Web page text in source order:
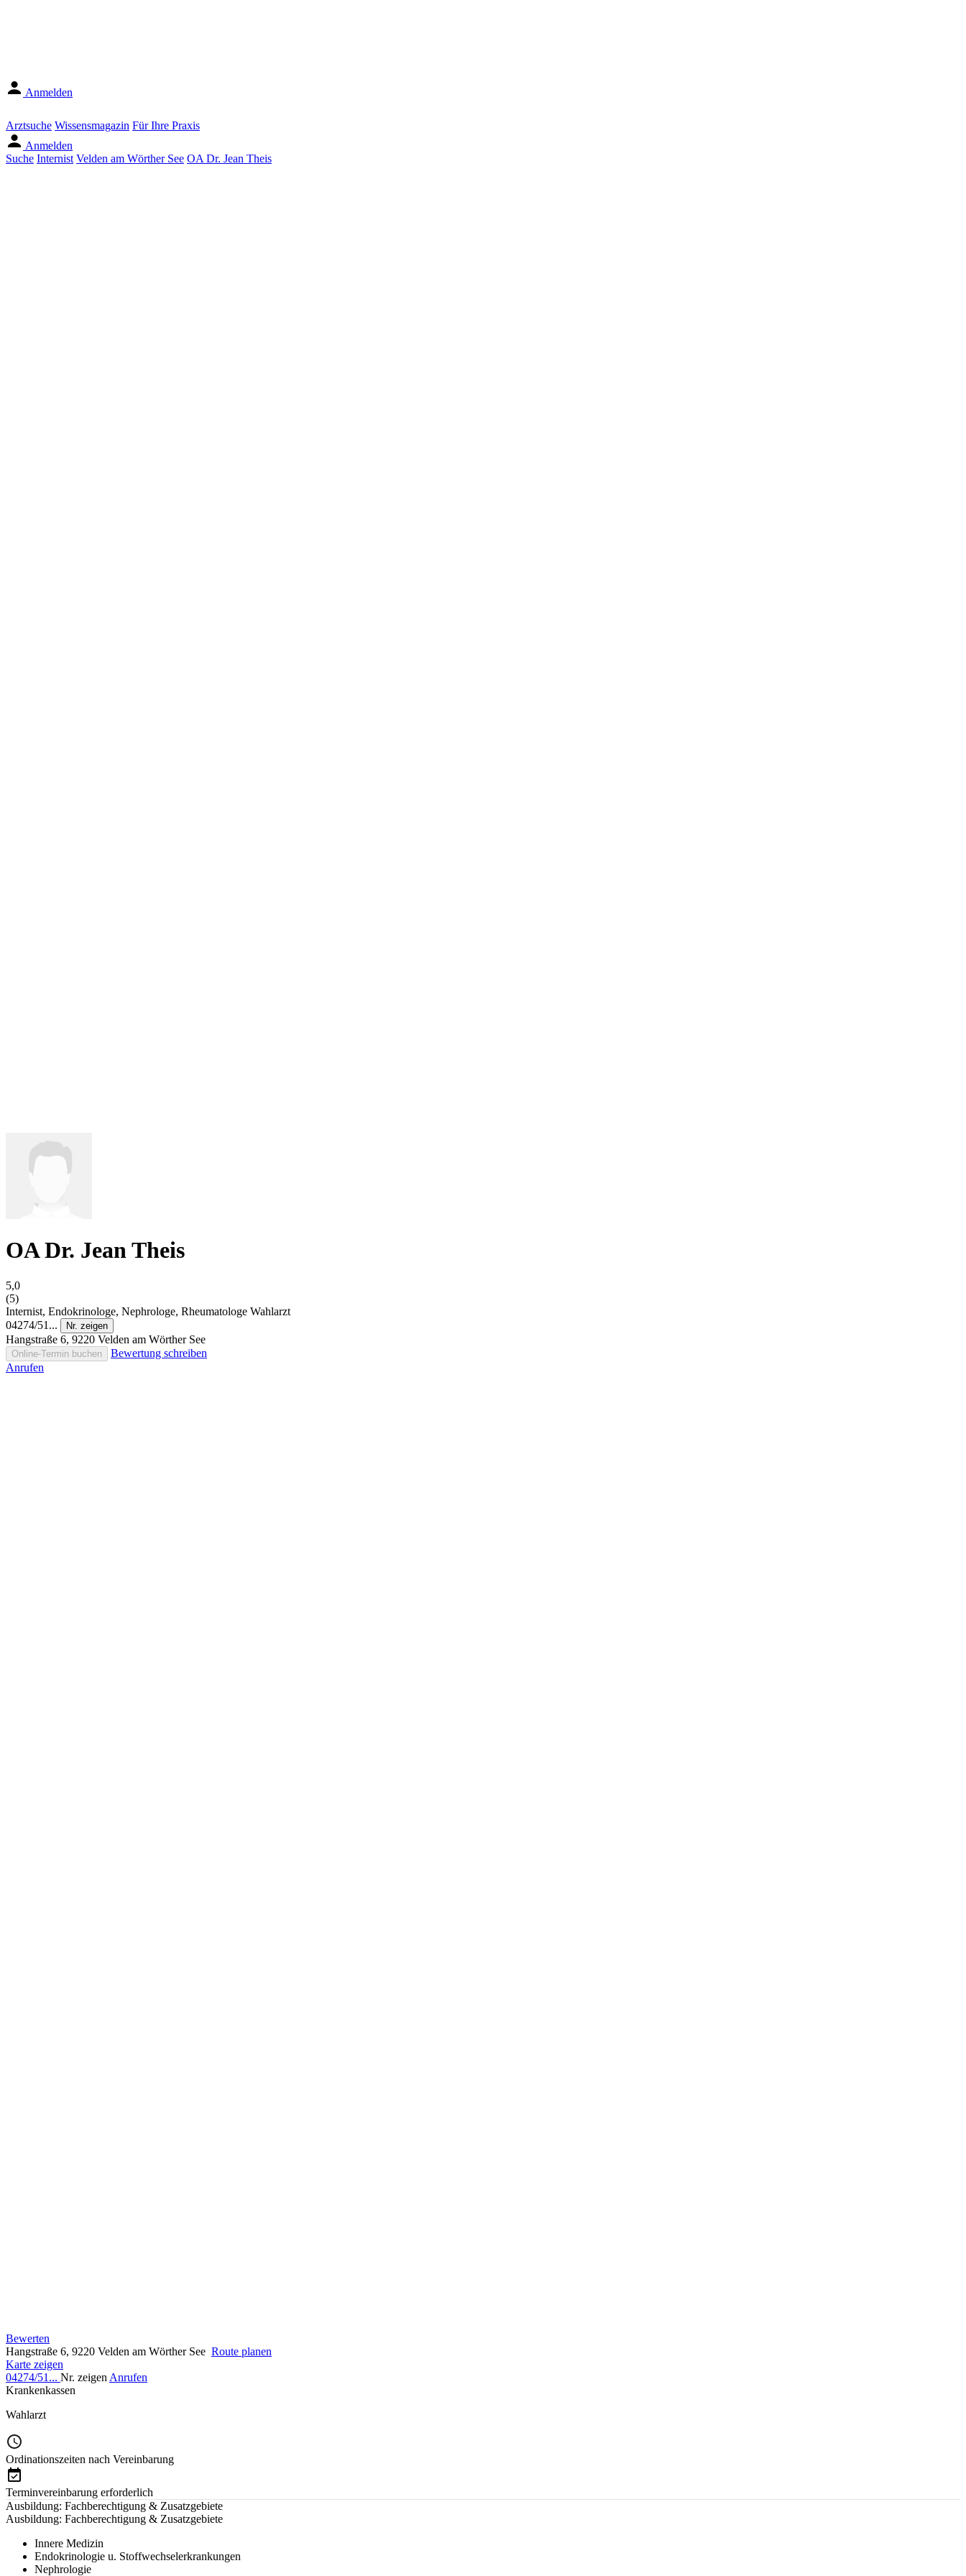
Anmelden
Arztsuche Wissensmagazin Für Ihre Praxis
Anmelden
Suche Internist Velden am Wörther See OA Dr. Jean Theis
OA Dr. Jean Theis
5,0
(5)
Internist, Endokrinologe, Nephrologe, Rheumatologe Wahlarzt
04274/51...
Nr. zeigen
Hangstraße 6, 9220 Velden am Wörther See
Online-Termin buchen
Bewertung schreiben
Anrufen
Bewerten
Hangstraße 6, 9220 Velden am Wörther See Route planen
Karte zeigen
04274/51... Nr. zeigen Anrufen
Krankenkassen
Wahlarzt
Ordinationszeiten nach Vereinbarung
Terminvereinbarung erforderlich
Ausbildung: Fachberechtigung & Zusatzgebiete
Ausbildung: Fachberechtigung & Zusatzgebiete
Innere Medizin
Endokrinologie u. Stoffwechselerkrankungen
Nephrologie